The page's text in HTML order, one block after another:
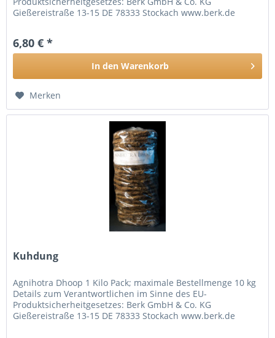
Gießereistraße 13-15 DE 78333 Stockach www.berk.de
6,80 € *
In den Warenkorb
Merken
Kuhdung
Agnihotra Dhoop 1 Kilo Pack; maximale Bestellmenge 10 kg
Details zum Verantwortlichen im Sinne des EU-
Produktsicherheitgesetzes: Berk GmbH & Co. KG
Gießereistraße 13-15 DE 78333 Stockach www.berk.de